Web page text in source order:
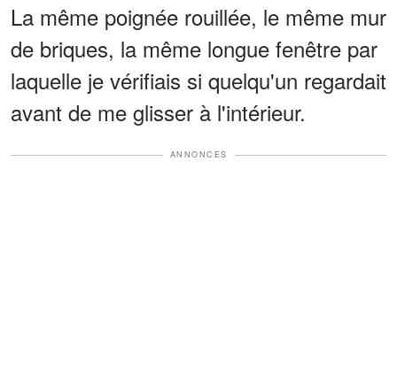
La même poignée rouillée, le même mur
de briques, la même longue fenêtre par
laquelle je vérifiais si quelqu'un regardait
avant de me glisser à l'intérieur.
ANNONCES